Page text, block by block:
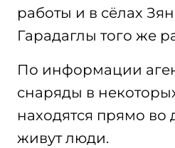
работы и в сёлах
Гарадаглы того же
По информации
снаряды в
находятся прямо во
живут люди.